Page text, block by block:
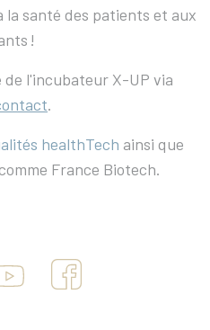
santé des patients et aux
!
de l'incubateur X-UP via
.
healthTech ainsi que
France Biotech.